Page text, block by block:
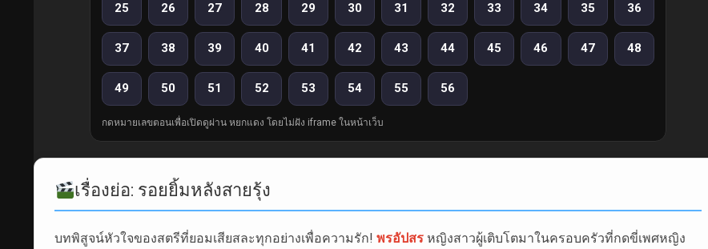
25 26 27 28 29 30 31 32 33 34 35 36
37 38 39 40 41 42 43 44 45 46 47 48
49 50 51 52 53 54 55 56
กดหมายเลขตอนเพื่อเปิดดูผ่าน หยกแดง โดยไม่ฝัง iframe ในหน้าเว็บ
เรื่องย่อ: รอยยิ้มหลังสายรุ้ง
บทพิสูจน์หัวใจของสตรีที่ยอมเสียสละทุกอย่างเพื่อความรัก! พรอัปสร หญิงสาวผู้เติบโตมาในครอบครัวที่กดขี่เพศหญิง